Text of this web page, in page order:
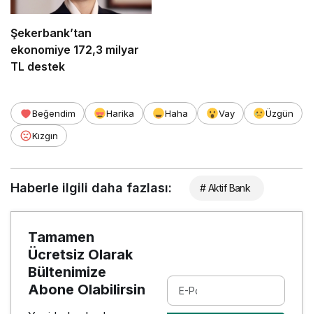
Şekerbank’tan
ekonomiye 172,3 milyar
TL destek
Beğendim Harika Haha Vay
Üzgün
Kızgın
Haberle ilgili daha fazlası: # Aktif Bank
Tamamen
Ücretsiz Olarak
Bültenimize
Abone Olabilirsin